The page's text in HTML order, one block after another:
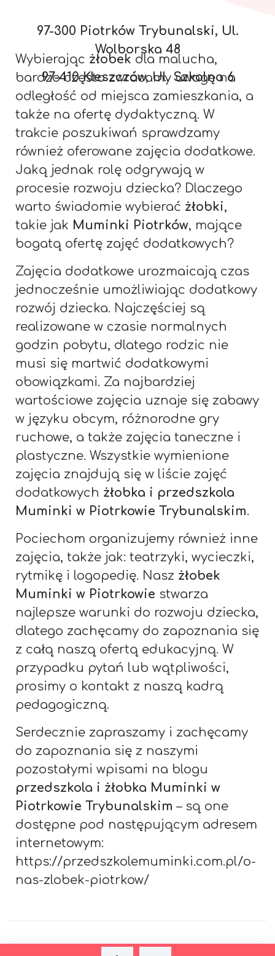
97-300 Piotrków Trybunalski, Ul.
Wolborska 48
97-410 Kleszczów, Ul. Szkolna 6
Wybierając żłobek dla malucha,
bardzo często zwracamy uwagę na
odległość od miejsca zamieszkania, a
także na ofertę dydaktyczną. W
trakcie poszukiwań sprawdzamy
również oferowane zajęcia dodatkowe.
Jaką jednak rolę odgrywają w
procesie rozwoju dziecka? Dlaczego
warto świadomie wybierać żłobki,
takie jak Muminki Piotrków, mające
bogatą ofertę zajęć dodatkowych?
Zajęcia dodatkowe urozmaicają czas
jednocześnie umożliwiając dodatkowy
rozwój dziecka. Najczęściej są
realizowane w czasie normalnych
godzin pobytu, dlatego rodzic nie
musi się martwić dodatkowymi
obowiązkami. Za najbardziej
wartościowe zajęcia uznaje się zabawy
w języku obcym, różnorodne gry
ruchowe, a także zajęcia taneczne i
plastyczne. Wszystkie wymienione
zajęcia znajdują się w liście zajęć
dodatkowych żłobka i przedszkola
Muminki w Piotrkowie Trybunalskim.
Pociechom organizujemy również inne
zajęcia, także jak: teatrzyki, wycieczki,
rytmikę i logopedię. Nasz żłobek
Muminki w Piotrkowie stwarza
najlepsze warunki do rozwoju dziecka,
dlatego zachęcamy do zapoznania się
z całą naszą ofertą edukacyjną. W
przypadku pytań lub wątpliwości,
prosimy o kontakt z naszą kadrą
pedagogiczną.
Serdecznie zapraszamy i zachęcamy
do zapoznania się z naszymi
pozostałymi wpisami na blogu
przedszkola i żłobka Muminki w
Piotrkowie Trybunalskim – są one
dostępne pod następującym adresem
internetowym:
https://przedszkolemuminki.com.pl/o-
nas-zlobek-piotrkow/